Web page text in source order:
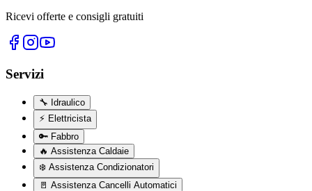
Ricevi offerte e consigli gratuiti
Servizi
🔧 Idraulico
⚡ Elettricista
🔑 Fabbro
🔥 Assistenza Caldaie
❄️ Assistenza Condizionatori
🚪 Assistenza Cancelli Automatici